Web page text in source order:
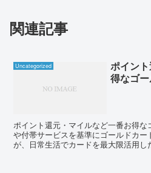
関連記事
Uncategorized
ポイン
得なゴ
ポイント還元・マイルなど一番お得
や付帯サービスを基準にゴールドカ
が、日常生活でカードを最大限活用